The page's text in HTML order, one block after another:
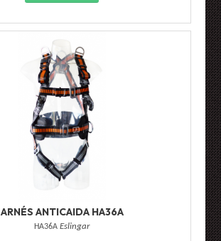
ARNÉS ANTICAIDA HA36A
HA36A Eslingar